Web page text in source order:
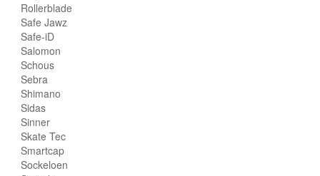
Rollerblade
Safe Jawz
Safe-iD
Salomon
Schous
Sebra
Shimano
Sidas
Sinner
Skate Tec
Smartcap
Sockeloen